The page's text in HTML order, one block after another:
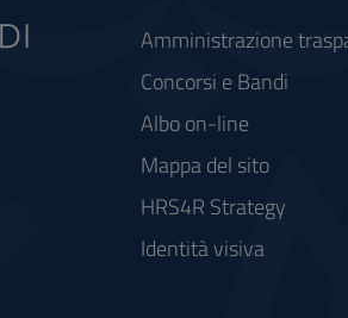
Amministrazione
Concorsi e Bandi
Albo on-line
Mappa del sito
HRS4R Strategy
Identità visiva